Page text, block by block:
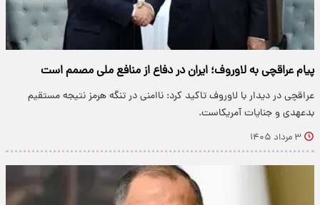
پیام عراقچی به لاوروف؛ ایران در دفاع از منافع ملی مصمم است
عراقچی در دیدار با لاوروف تاکید کرد: ناامنی در تنگه هرمز نتیجه مستقیم
بدعهدی و جنایات آمریکاست.
۳ مرداد ۱۴۰۵